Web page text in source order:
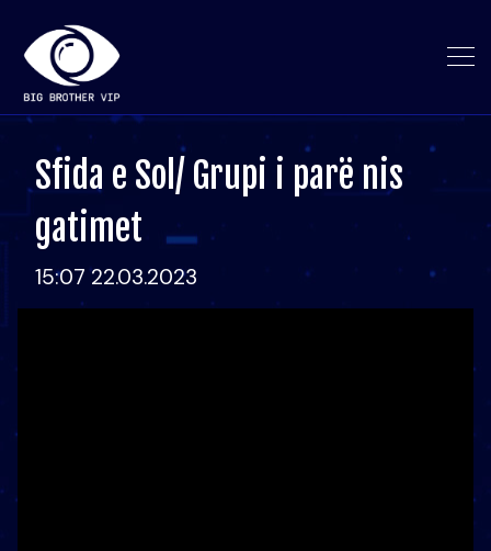
Sfida e Sol/ Grupi i parë nis
gatimet
15:07 22.03.2023